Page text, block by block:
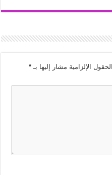
الحقول الإلزامية مشار إليها بـ*